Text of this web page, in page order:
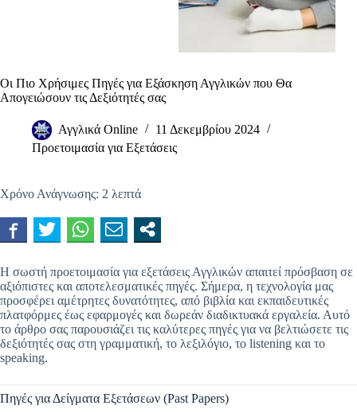
Οι Πιο Χρήσιμες Πηγές για Εξάσκηση Αγγλικών που Θα
Απογειώσουν τις Δεξιότητές σας
Αγγλικά Online
11 Δεκεμβρίου 2024
Προετοιμασία για Εξετάσεις
Χρόνο Ανάγνωσης: 2 λεπτά
Η σωστή προετοιμασία για εξετάσεις Αγγλικών απαιτεί πρόσβαση σε
αξιόπιστες και αποτελεσματικές πηγές. Σήμερα, η τεχνολογία μας
προσφέρει αμέτρητες δυνατότητες, από βιβλία και εκπαιδευτικές
πλατφόρμες έως εφαρμογές και δωρεάν διαδικτυακά εργαλεία. Αυτό
το άρθρο σας παρουσιάζει τις καλύτερες πηγές για να βελτιώσετε τις
δεξιότητές σας στη γραμματική, το λεξιλόγιο, το listening και το
speaking.
Πηγές για Δείγματα Εξετάσεων (Past Papers)